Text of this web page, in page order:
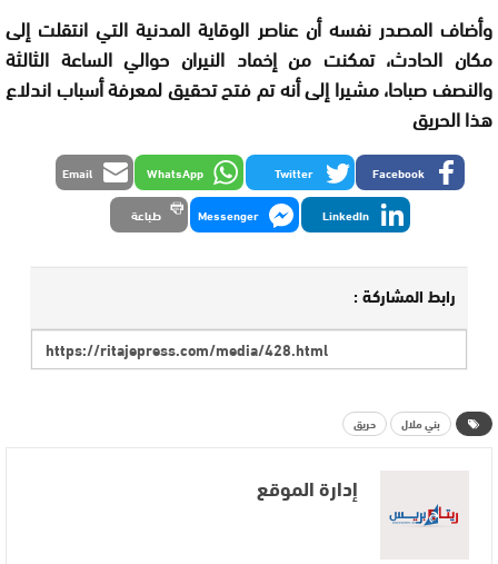
وأضاف المصدر نفسه أن عناصر الوقاية المدنية التي انتقلت إلى
مكان الحادث، تمكنت من إخماد النيران حوالي الساعة الثالثة
والنصف صباحا، مشيرا إلى أنه تم فتح تحقيق لمعرفة أسباب اندلاع
هذا الحريق
Facebook
Twitter
WhatsApp
Email
LinkedIn
Messenger طباعة
رابط المشاركة :
بني ملال حريق
إدارة الموقع